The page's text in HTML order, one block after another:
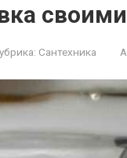
Сантехника